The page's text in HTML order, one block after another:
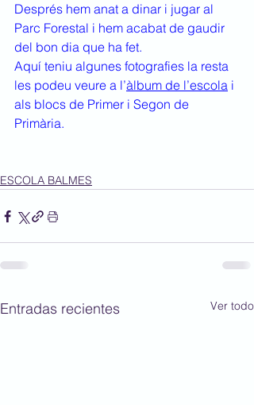
Després hem anat a dinar i jugar al
Parc Forestal i hem acabat de gaudir
del bon dia que ha fet.
Aquí teniu algunes fotografies la resta
les podeu veure a l’àlbum de l’escola i
als blocs de Primer i Segon de
Primària.
ESCOLA BALMES
Entradas recientes Ver todo